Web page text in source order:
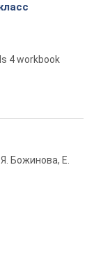
4 workbook
Божинова, Е.